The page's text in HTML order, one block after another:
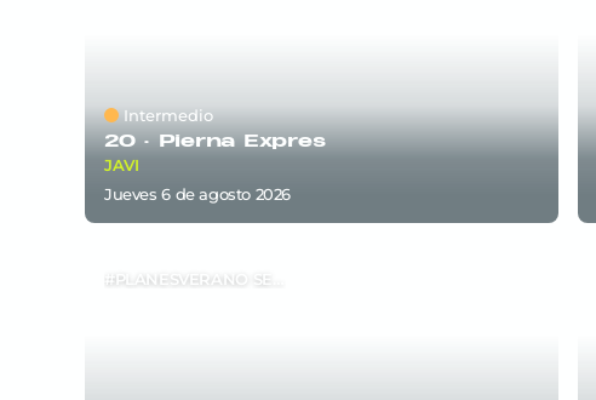
Intermedio
20 · Pierna Expres
JAVI
jueves 6deagosto 2026